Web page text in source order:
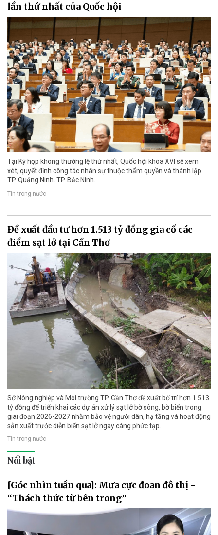
lần thứ nhất của Quốc hội
Tại Kỳ họp không thường lệ thứ nhất, Quốc hội khóa XVI sẽ xem
xét, quyết định công tác nhân sự thuộc thẩm quyền và thành lập
TP. Quảng Ninh, TP. Bắc Ninh.
Tin trong nước
Đề xuất đầu tư hơn 1.513 tỷ đồng gia cố các
điểm sạt lở tại Cần Thơ
Sở Nông nghiệp và Môi trường TP. Cần Thơ đề xuất bố trí hơn 1.513
tỷ đồng để triển khai các dự án xử lý sạt lở bờ sông, bờ biển trong
giai đoạn 2026-2027 nhằm bảo vệ người dân, hạ tầng và hoạt động
sản xuất trước diễn biến sạt lở ngày càng phức tạp.
Tin trong nước
Nổi bật
[Góc nhìn tuần qua]: Mưa cực đoan đô thị -
“Thách thức từ bên trong”